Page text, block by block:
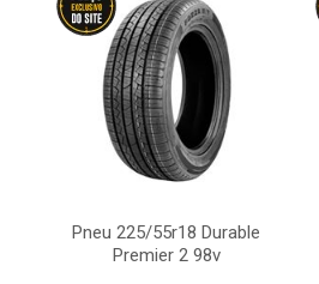
Pneu 225/55r18 Durable
Premier 2 98v